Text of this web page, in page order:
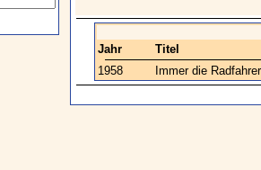
Jahr
Titel
1958
Immer die Radfahrer